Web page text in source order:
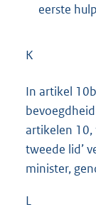
eerste
K
In artikel
artikelen 10,
tweede lid’
minister,
L